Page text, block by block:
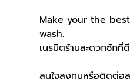
Make your the
wash.
เนรมิตร้านสะดวกซัก